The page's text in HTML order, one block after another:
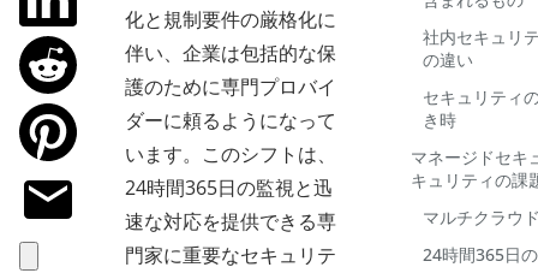
化と規制要件の厳格化に
伴い、企業は包括的な保
護のために専門プロバイ
ダーに頼るようになって
います。このシフトは、
24時間365日の監視と迅
速な対応を提供できる専
門家に重要なセキュリテ
社内セキュリ
の違い
セキュリティ
き時
マネージドセキ
キュリティの課
マルチクラウ
24時間365日